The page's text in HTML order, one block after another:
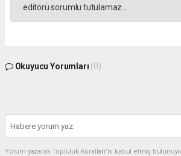
editörü sorumlu tutulamaz...
Okuyucu Yorumları (0)
Yorum yazarak Topluluk Kuralları’nı kabul etmiş